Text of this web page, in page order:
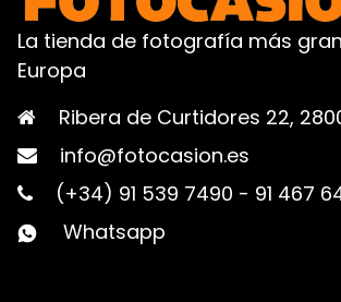
La tienda de fotografía más
Europa
Ribera de Curtidores 22,
info@fotocasion.es
(+34) 91 539 7490 - 91 467
Whatsapp